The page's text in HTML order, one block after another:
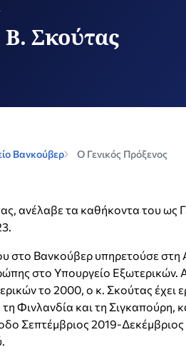
Σκούτας
Βανκούβερ Ο Γενικός Πρόξενος
ανέλαβε τα καθήκοντα του ως
στο Βανκούβερ υπηρετούσε στη
στο Υπουργείο Εξωτερικών.
το 2000, ο κ. Σκούτας έχει
Φινλανδία και τη Σιγκαπούρη,
Σεπτέμβριος 2019-